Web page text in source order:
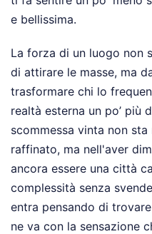
e bellissima.
La forza di un luogo non
di attirare le masse, ma
trasformare chi lo
realtà esterna un po’ più
scommessa vinta non
raffinato, ma nell'aver
ancora essere una città
complessità senza
entra pensando di
ne va con la sensazione